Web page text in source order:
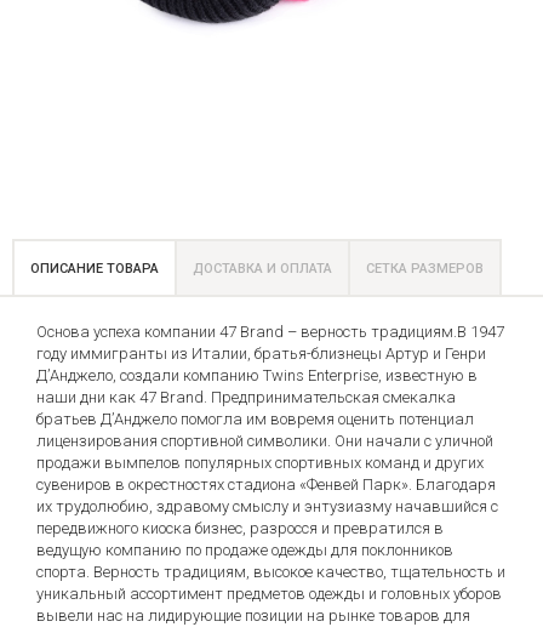
ОПИСАНИЕ ТОВАРА ДОСТАВКА И ОПЛАТА СЕТКА РАЗМЕРОВ
Основа успеха компании 47 Brand – верность традициям.В 1947
году иммигранты из Италии, братья-близнецы Артур и Генри
Д’Анджело, создали компанию Twins Enterprise, известную в
наши дни как 47 Brand. Предпринимательская смекалка
братьев Д’Анджело помогла им вовремя оценить потенциал
лицензирования спортивной символики. Они начали с уличной
продажи вымпелов популярных спортивных команд и других
сувениров в окрестностях стадиона «Фенвей Парк». Благодаря
их трудолюбию, здравому смыслу и энтузиазму начавшийся с
передвижного киоска бизнес, разросся и превратился в
ведущую компанию по продаже одежды для поклонников
спорта. Верность традициям, высокое качество, тщательность и
уникальный ассортимент предметов одежды и головных уборов
вывели нас на лидирующие позиции на рынке товаров для